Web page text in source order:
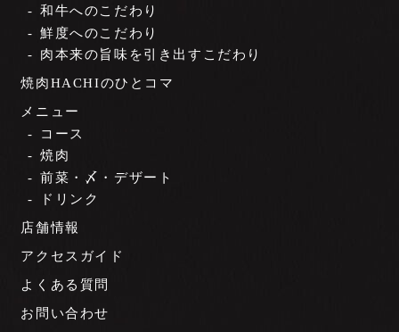
和牛へのこだわり
鮮度へのこだわり
肉本来の旨味を引き出すこだわり
焼肉HACHIのひとコマ
メニュー
コース
焼肉
前菜・〆・デザート
ドリンク
店舗情報
アクセスガイド
よくある質問
お問い合わせ